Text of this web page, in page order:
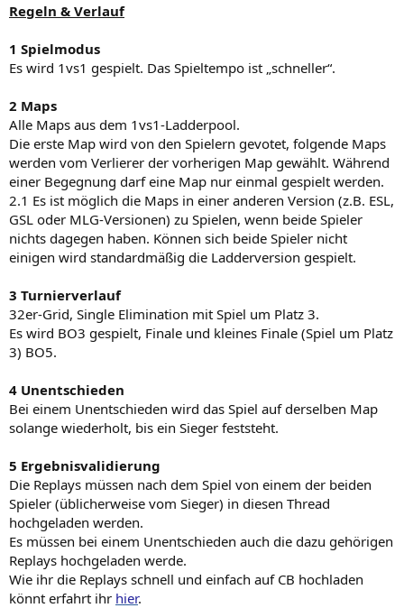
Regeln & Verlauf
1 Spielmodus
Es wird 1vs1 gespielt. Das Spieltempo ist „schneller“.
2 Maps
Alle Maps aus dem 1vs1-Ladderpool.
Die erste Map wird von den Spielern gevotet, folgende Maps
werden vom Verlierer der vorherigen Map gewählt. Während
einer Begegnung darf eine Map nur einmal gespielt werden.
2.1 Es ist möglich die Maps in einer anderen Version (z.B. ESL,
GSL oder MLG-Versionen) zu Spielen, wenn beide Spieler
nichts dagegen haben. Können sich beide Spieler nicht
einigen wird standardmäßig die Ladderversion gespielt.
3 Turnierverlauf
32er-Grid, Single Elimination mit Spiel um Platz 3.
Es wird BO3 gespielt, Finale und kleines Finale (Spiel um Platz
3) BO5.
4 Unentschieden
Bei einem Unentschieden wird das Spiel auf derselben Map
solange wiederholt, bis ein Sieger feststeht.
5 Ergebnisvalidierung
Die Replays müssen nach dem Spiel von einem der beiden
Spieler (üblicherweise vom Sieger) in diesen Thread
hochgeladen werden.
Es müssen bei einem Unentschieden auch die dazu gehörigen
Replays hochgeladen werde.
Wie ihr die Replays schnell und einfach auf CB hochladen
könnt erfahrt ihr hier.